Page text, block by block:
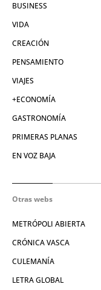
BUSINESS
VIDA
CREACIÓN
PENSAMIENTO
VIAJES
+ECONOMÍA
GASTRONOMÍA
PRIMERAS PLANAS
EN VOZ BAJA
Otras webs
METRÓPOLI ABIERTA
CRÓNICA VASCA
CULEMANÍA
LETRA GLOBAL